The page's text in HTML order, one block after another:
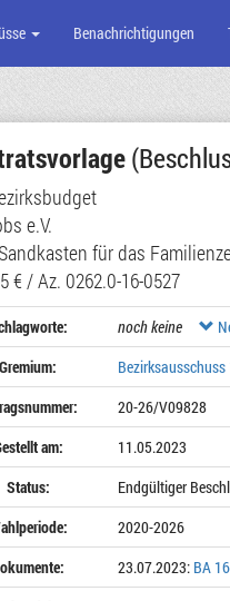
Benachrichtigungen
e.V.
für das
€ / Az. 0262.0-16-0527
noch keine
Gremium:
Bezirksausschuss
20-26/V09828
am:
11.05.2023
Status:
Endgültiger
2020-2026
23.07.2023: BA